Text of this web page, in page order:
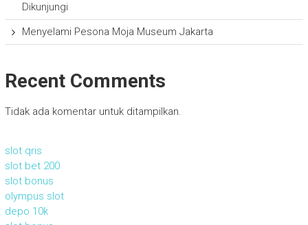
Dikunjungi
Menyelami Pesona Moja Museum Jakarta
Recent Comments
Tidak ada komentar untuk ditampilkan.
slot qris
slot bet 200
slot bonus
olympus slot
depo 10k